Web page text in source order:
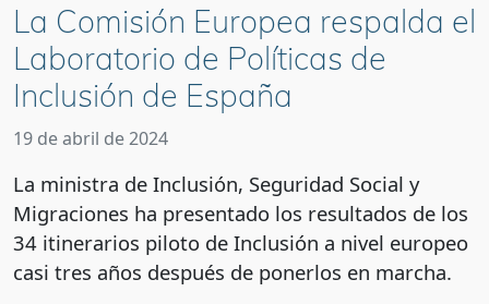
La Comisión Europea respalda el
Laboratorio de Políticas de
Inclusión de España
19 de abril de 2024
La ministra de Inclusión, Seguridad Social y
Migraciones ha presentado los resultados de los
34 itinerarios piloto de Inclusión a nivel europeo
casi tres años después de ponerlos en marcha.